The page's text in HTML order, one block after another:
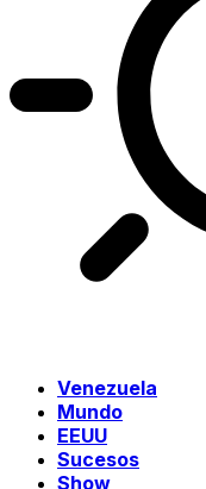
Venezuela
Mundo
EEUU
Sucesos
Show